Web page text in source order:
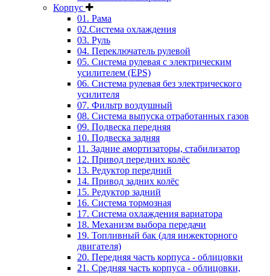
Корпус
01. Рама
02.Система охлаждения
03. Руль
04. Переключатель рулевой
05. Система рулевая с электрическим
усилителем (EPS)
06. Система рулевая без электрического
усилителя
07. Фильтр воздушный
08. Система выпуска отработанных газов
09. Подвеска передняя
10. Подвеска задняя
11. Задние амортизаторы, стабилизатор
12. Привод передних колёс
13. Редуктор передний
14. Привод задних колёс
15. Редуктор задний
16. Система тормозная
17. Система охлаждения вариатора
18. Механизм выбора передачи
19. Топливный бак (для инжекторного
двигателя)
20. Передняя часть корпуса - облицовки
21. Средняя часть корпуса - облицовки,